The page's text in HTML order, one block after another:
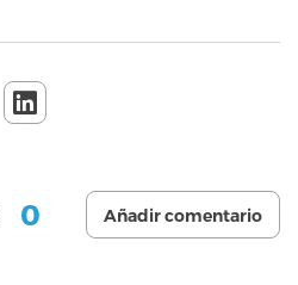
0 Añadir comentario